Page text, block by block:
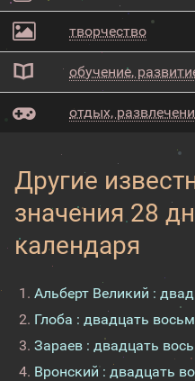
творчество
обучение,
отдых,
Другие
значения 28
календаря
Альберт Великий :
Глоба : двадцать
Зараев : двадцать
Вронский : двадцать